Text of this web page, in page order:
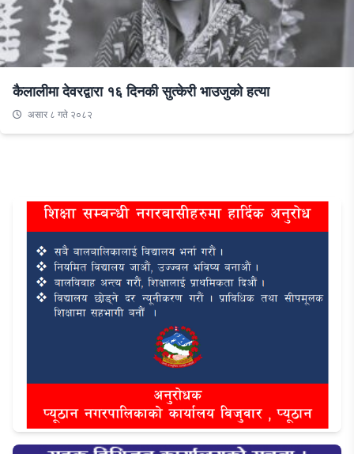
कैलालीमा देवरद्वारा १६ दिनकी सुत्केरी भाउजुको हत्या
असार ८ गते २०८२